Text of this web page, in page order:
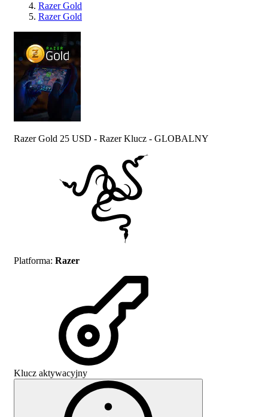
Razer Gold
Razer Gold
Razer Gold 25 USD - Razer Klucz - GLOBALNY
Platforma: Razer
Klucz aktywacyjny